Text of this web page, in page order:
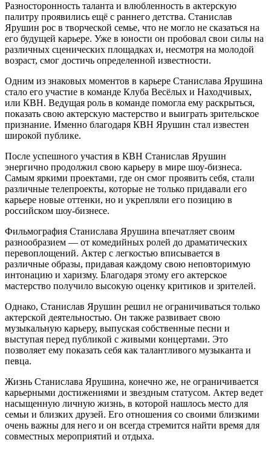
Разносторонность таланта и влюбленность в актерскую
палитру проявились ещё с раннего детства. Станислав
Ярушин рос в творческой семье, что не могло не сказаться на
его будущей карьере. Уже в юности он пробовал свои силы на
различных сценических площадках и, несмотря на молодой
возраст, смог достичь определенной известности.
Одним из знаковых моментов в карьере Станислава Ярушина
стало его участие в команде Клуба Весёлых и Находчивых,
или КВН. Ведущая роль в команде помогла ему раскрыться,
показать свою актерскую мастерство и выиграть зрительское
признание. Именно благодаря КВН Ярушин стал известен
широкой публике.
После успешного участия в КВН Станислав Ярушин
энергично продолжил свою карьеру в мире шоу-бизнеса.
Самым яркими проектами, где он смог проявить себя, стали
различные телепроекты, которые не только придавали его
карьере новые оттенки, но и укрепляли его позицию в
российском шоу-бизнесе.
Фильмография Станислава Ярушина впечатляет своим
разнообразием — от комедийных ролей до драматических
перевоплощений. Актер с легкостью вписывается в
различные образы, придавая каждому свою неповторимую
интонацию и харизму. Благодаря этому его актерское
мастерство получило высокую оценку критиков и зрителей.
Однако, Станислав Ярушин решил не ограничиваться только
актерской деятельностью. Он также развивает свою
музыкальную карьеру, выпуская собственные песни и
выступая перед публикой с живыми концертами. Это
позволяет ему показать себя как талантливого музыканта и
певца.
Жизнь Станислава Ярушина, конечно же, не ограничивается
карьерными достижениями и звездным статусом. Актер ведет
насыщенную личную жизнь, в которой нашлось место для
семьи и близких друзей. Его отношения со своими близкими
очень важны для него и он всегда стремится найти время для
совместных мероприятий и отдыха.